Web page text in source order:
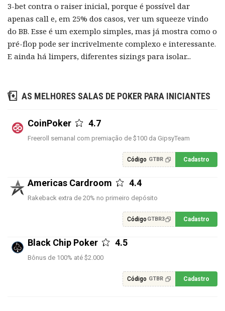
3-bet contra o raiser inicial, porque é possível dar
apenas call e, em 25% dos casos, ver um squeeze vindo
do BB. Esse é um exemplo simples, mas já mostra como o
pré-flop pode ser incrivelmente complexo e interessante.
E ainda há limpers, diferentes sizings para isolar...
AS MELHORES SALAS DE POKER PARA INICIANTES
CoinPoker 4.7
Freeroll semanal com premiação de $100 da GipsyTeam
Código GTBR Cadastro
Americas Cardroom 4.4
Rakeback extra de 20% no primeiro depósito
Código GTBR3 Cadastro
Black Chip Poker 4.5
Bônus de 100% até $2.000
Código GTBR Cadastro